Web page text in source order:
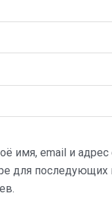
имя, email и адрес
для последующих